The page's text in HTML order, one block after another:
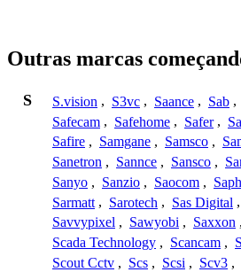
Outras marcas
S S.vision , S3vc , Saance , Sab ,
Safecam , Safehome , Safer ,
Safire , Samgane , Samsco ,
Sanetron , Sannce , Sansco ,
Sanyo , Sanzio , Saocom ,
Sarmatt , Sarotech , Sas Digital ,
Savvypixel , Sawyobi , Saxxon ,
Scada Technology , Scancam ,
Scout Cctv , Scs , Scsi , Scv3 ,